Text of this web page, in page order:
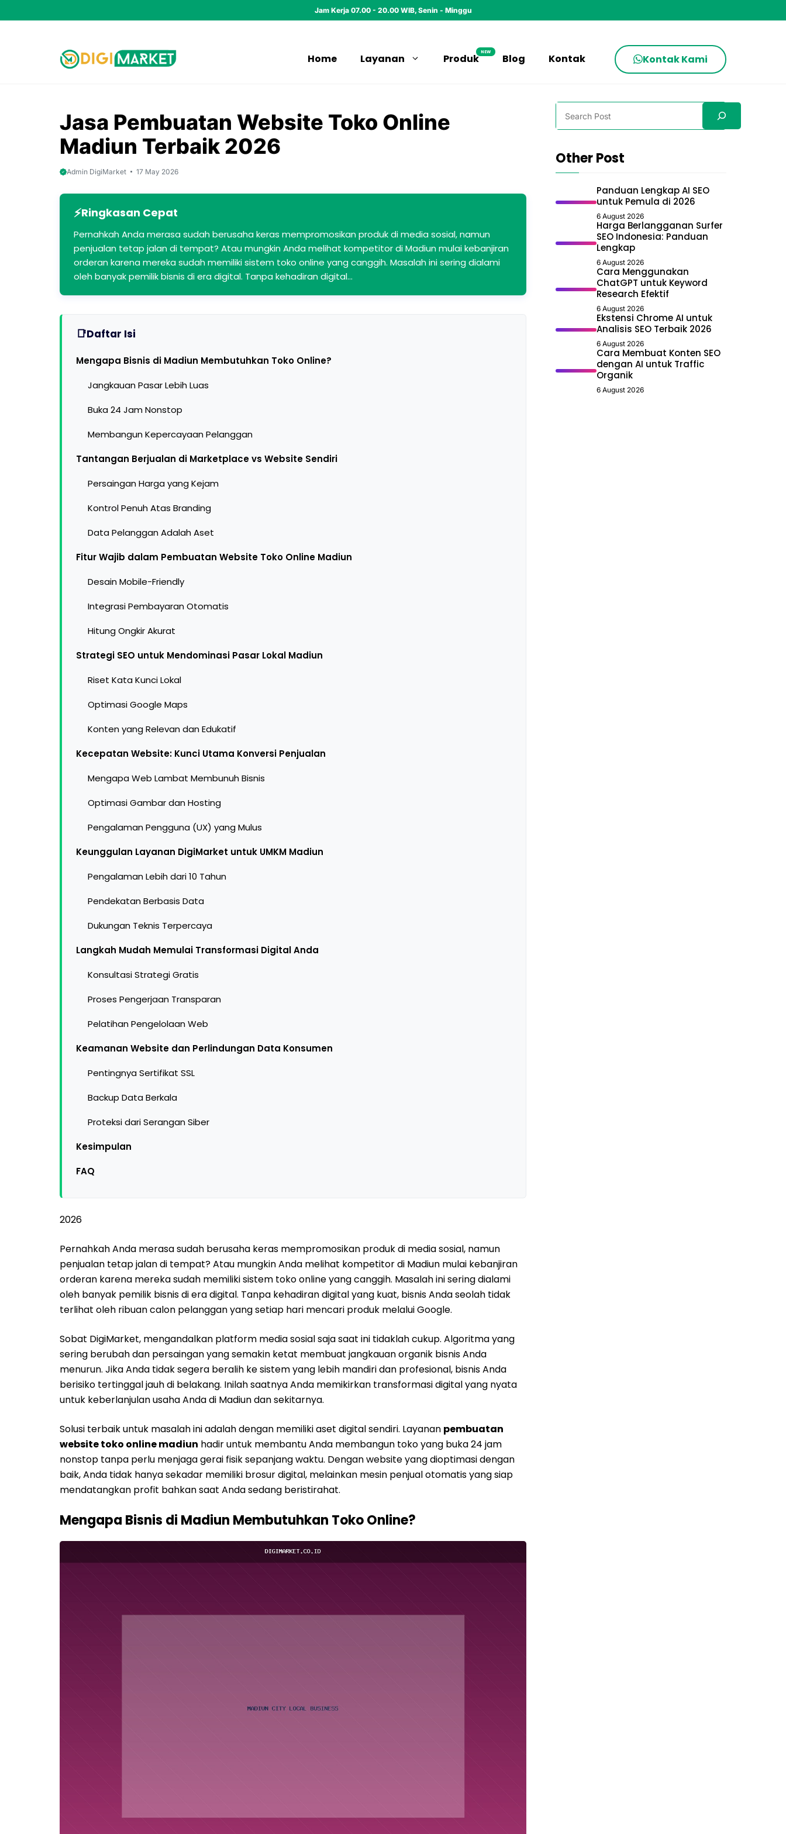
to
Jam Kerja 07.00 - 20.00 WIB, Senin - Minggu
Home Layanan Produk
NEW
Blog Kontak Kontak Kami
Jasa Pembuatan Website Toko Online
Madiun Terbaik 2026
Admin DigiMarket 17 May 2026
Ringkasan Cepat
Pernahkah Anda merasa sudah berusaha keras mempromosikan produk di media sosial, namun
penjualan tetap jalan di tempat? Atau mungkin Anda melihat kompetitor di Madiun mulai kebanjiran
orderan karena mereka sudah memiliki sistem toko online yang canggih. Masalah ini sering dialami
oleh banyak pemilik bisnis di era digital. Tanpa kehadiran digital…
Daftar Isi
Mengapa Bisnis di Madiun Membutuhkan Toko Online?
Jangkauan Pasar Lebih Luas
Buka 24 Jam Nonstop
Membangun Kepercayaan Pelanggan
Tantangan Berjualan di Marketplace vs Website Sendiri
Persaingan Harga yang Kejam
Kontrol Penuh Atas Branding
Data Pelanggan Adalah Aset
Fitur Wajib dalam Pembuatan Website Toko Online Madiun
Desain Mobile-Friendly
Integrasi Pembayaran Otomatis
Hitung Ongkir Akurat
Strategi SEO untuk Mendominasi Pasar Lokal Madiun
Riset Kata Kunci Lokal
Optimasi Google Maps
Konten yang Relevan dan Edukatif
Kecepatan Website: Kunci Utama Konversi Penjualan
Mengapa Web Lambat Membunuh Bisnis
Optimasi Gambar dan Hosting
Pengalaman Pengguna (UX) yang Mulus
Keunggulan Layanan DigiMarket untuk UMKM Madiun
Pengalaman Lebih dari 10 Tahun
Pendekatan Berbasis Data
Dukungan Teknis Terpercaya
Langkah Mudah Memulai Transformasi Digital Anda
Konsultasi Strategi Gratis
Proses Pengerjaan Transparan
Pelatihan Pengelolaan Web
Keamanan Website dan Perlindungan Data Konsumen
Pentingnya Sertifikat SSL
Backup Data Berkala
Proteksi dari Serangan Siber
Kesimpulan
FAQ
2026
Pernahkah Anda merasa sudah berusaha keras mempromosikan produk di media sosial, namun
penjualan tetap jalan di tempat? Atau mungkin Anda melihat kompetitor di Madiun mulai kebanjiran
orderan karena mereka sudah memiliki sistem toko online yang canggih. Masalah ini sering dialami
oleh banyak pemilik bisnis di era digital. Tanpa kehadiran digital yang kuat, bisnis Anda seolah tidak
terlihat oleh ribuan calon pelanggan yang setiap hari mencari produk melalui Google.
Sobat DigiMarket, mengandalkan platform media sosial saja saat ini tidaklah cukup. Algoritma yang
sering berubah dan persaingan yang semakin ketat membuat jangkauan organik bisnis Anda
menurun. Jika Anda tidak segera beralih ke sistem yang lebih mandiri dan profesional, bisnis Anda
berisiko tertinggal jauh di belakang. Inilah saatnya Anda memikirkan transformasi digital yang nyata
untuk keberlanjulan usaha Anda di Madiun dan sekitarnya.
Solusi terbaik untuk masalah ini adalah dengan memiliki aset digital sendiri. Layanan pembuatan
website toko online madiun hadir untuk membantu Anda membangun toko yang buka 24 jam
nonstop tanpa perlu menjaga gerai fisik sepanjang waktu. Dengan website yang dioptimasi dengan
baik, Anda tidak hanya sekadar memiliki brosur digital, melainkan mesin penjual otomatis yang siap
mendatangkan profit bahkan saat Anda sedang beristirahat.
Mengapa Bisnis di Madiun Membutuhkan Toko Online?
Search
Other Post
Panduan Lengkap AI SEO
untuk Pemula di 2026
6 August 2026
Harga Berlangganan Surfer
SEO Indonesia: Panduan
Lengkap
6 August 2026
Cara Menggunakan
ChatGPT untuk Keyword
Research Efektif
6 August 2026
Ekstensi Chrome AI untuk
Analisis SEO Terbaik 2026
6 August 2026
Cara Membuat Konten SEO
dengan AI untuk Traffic
Organik
6 August 2026